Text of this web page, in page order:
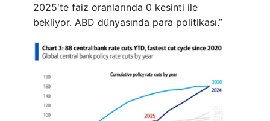
2025'te faiz oranlarında 0 kesinti ile
bekliyor. ABD dünyasında para politikası.”